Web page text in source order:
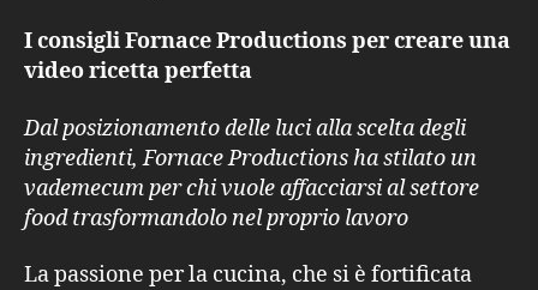
Horeca
I consigli Fornace Productions per creare una
video ricetta perfetta
Dal posizionamento delle luci alla scelta degli
ingredienti, Fornace Productions ha stilato un
vademecum per chi vuole affacciarsi al settore
food trasformandolo nel proprio lavoro
La passione per la cucina, che si è fortificata